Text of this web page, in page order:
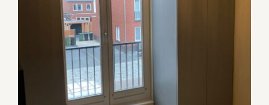
Maatwerkkast om een Frans
balkon
Garderobekasten